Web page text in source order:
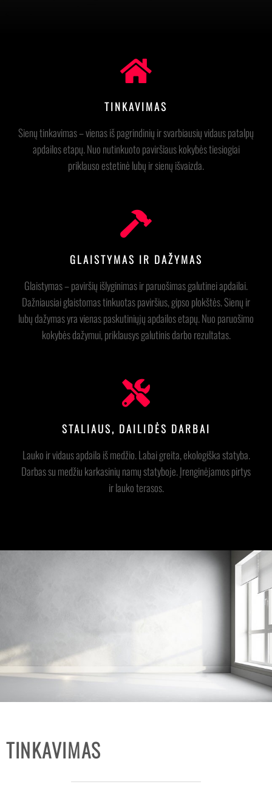
TINKAVIMAS
Sienų tinkavimas – vienas iš pagrindinių ir svarbiausių vidaus patalpų
apdailos etapų. Nuo nutinkuoto paviršiaus kokybės tiesiogiai
priklauso estetinė lubų ir sienų išvaizda.
GLAISTYMAS IR DAŽYMAS
Glaistymas – paviršių išlyginimas ir paruošimas galutinei apdailai.
Dažniausiai glaistomas tinkuotas paviršius, gipso plokštės. Sienų ir
lubų dažymas yra vienas paskutiniųjų apdailos etapų. Nuo paruošimo
kokybės dažymui, priklausys galutinis darbo rezultatas.
STALIAUS, DAILIDĖS DARBAI
Lauko ir vidaus apdaila iš medžio. Labai greita, ekologiška statyba.
Darbas su medžiu karkasinių namų statyboje. Įrenginėjamos pirtys
ir lauko terasos.
TINKAVIMAS